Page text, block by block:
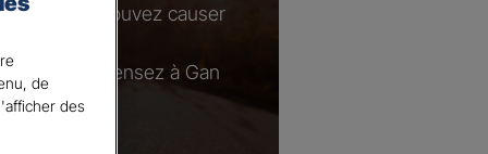
que vous pouvez causer
courante, pensez à Gan
de
des